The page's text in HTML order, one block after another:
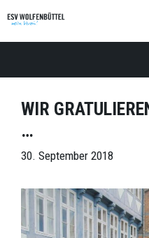
Inhalt
springen
WIR
…
30. September 2018